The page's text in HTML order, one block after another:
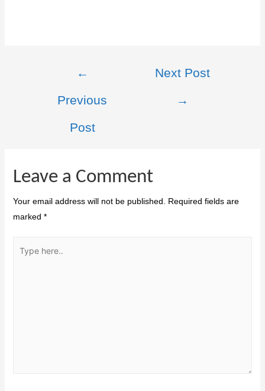
←
Previous
Post
Next Post
→
Leave a Comment
Your email address will not be published.
Required fields are
marked *